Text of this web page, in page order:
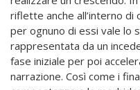
riflette anche all’interno
per ognuno di essi vale lo
rappresentata da un
fase iniziale per poi
narrazione. Così come i